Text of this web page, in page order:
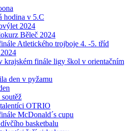
hodina v 5.C
2024
Běleč 2024
Atletického trojboje 4. -5. tříd
krajském finále ligy škol v orientačním
den v pyžamu
OTRIO
McDonald´s cupu
basketbalu